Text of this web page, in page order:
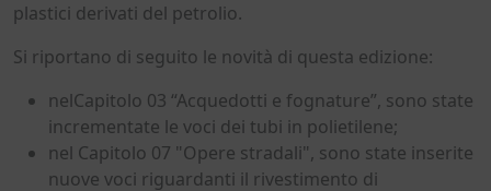
plastici derivati del petrolio.
Si riportano di seguito le novità di questa edizione:
nelCapitolo 03 “Acquedotti e fognature”, sono state
incrementate le voci dei tubi in polietilene;
nel Capitolo 07 "Opere stradali", sono state inserite
nuove voci riguardanti il rivestimento di